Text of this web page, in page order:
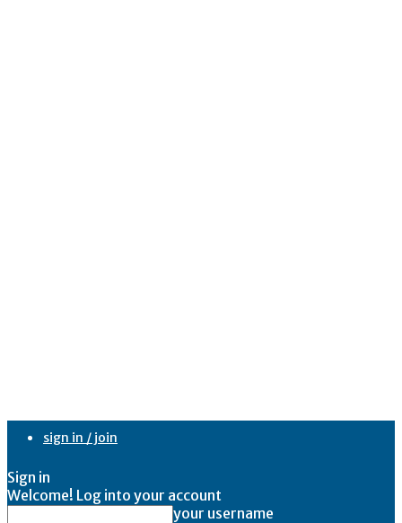
sign in / join
Sign in
Welcome! Log into your account
your username